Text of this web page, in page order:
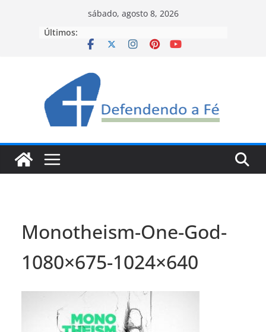
sábado, agosto 8, 2026
Últimos:
Monotheism-One-God-
1080×675-1024×640